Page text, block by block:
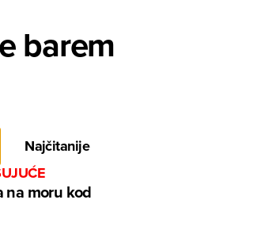
barem
Najčitanije
na moru kod